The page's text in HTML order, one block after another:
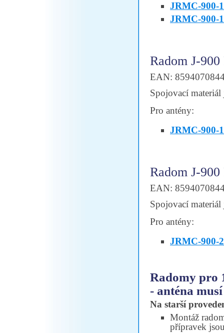
JRMC-900-
JRMC-900-
Radom J-900
EAN:
Spojovací materiál
Pro antény:
JRMC-900-
Radom J-900
EAN:
Spojovací materiál
Pro antény:
JRMC-900-
Radomy pro
- anténa
Na starší
Montáž
přípravek